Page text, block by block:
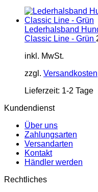
Lederhalsband
Classic Line - Grün
inkl. MwSt.
zzgl. Versandkosten
Lieferzeit: 1-2 Tage
Kundendienst
Über uns
Zahlungsarten
Versandarten
Kontakt
Händler werden
Rechtliches